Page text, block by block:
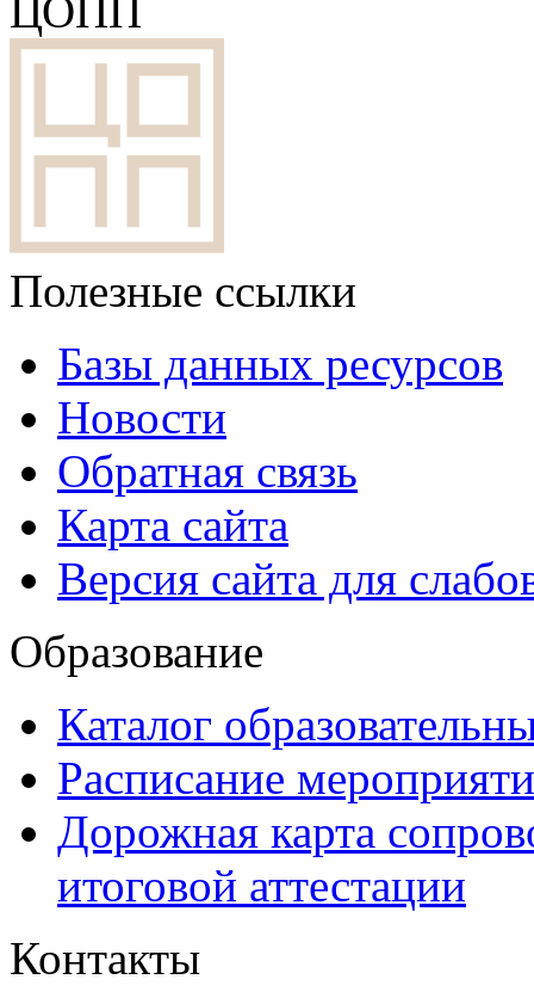
ЦОПП
Полезные ссылки
Базы данных ресурсов
Новости
Обратная связь
Карта сайта
Версия сайта для
Образование
Каталог
Расписание
Дорожная карта
итоговой аттестации
Контакты